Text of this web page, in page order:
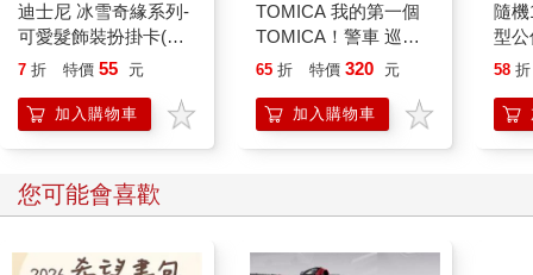
迪士尼 冰雪奇緣系列-
可愛髮飾裝扮掛卡(紫
色)
7 折 特價 55 元
加入購物車
TOMICA 我的第一個
TOMICA！警車 巡邏
車 玩具車 多美小汽車
65 折 特價 320 元
加入購物車
隨機
型公
吐
58 折
您可能會喜歡